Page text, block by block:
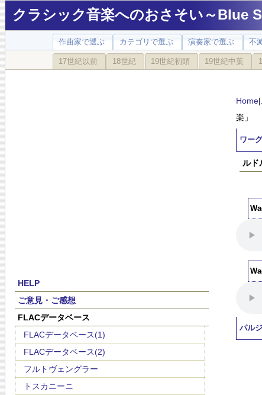
クラシック音楽へのおさそい～Blue
作曲家で選ぶ カテゴリで選ぶ 演奏家で選ぶ 不
17世紀以前 18世紀 19世紀初頭 19世紀中葉
HELP
ご意見・ご感想
FLACデータベース
FLACデータベース(1)
FLACデータベース(2)
フルトヴェングラー
トスカニーニ
Home|
楽」
ワー
ルド
パル